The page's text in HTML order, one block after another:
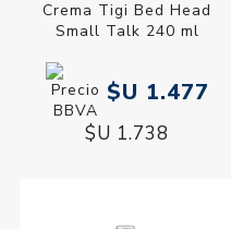
Crema Tigi Bed Head
Small Talk 240 ml
$U 1.477
$U 1.738